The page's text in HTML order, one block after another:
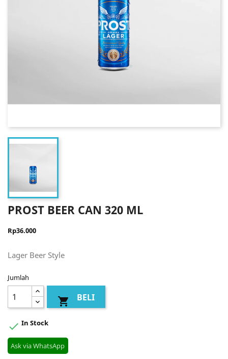
PROST BEER CAN 320 ML
Rp36.000
Lager Beer Style
Jumlah
 BELI
 In Stock
Ask via WhatsApp